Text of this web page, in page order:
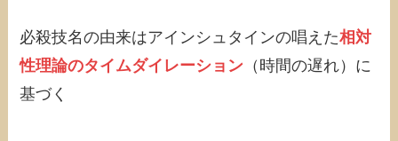
必殺技名の由来はアインシュタインの唱えた相対
性理論のタイムダイレーション （時間の遅れ）に
基づく